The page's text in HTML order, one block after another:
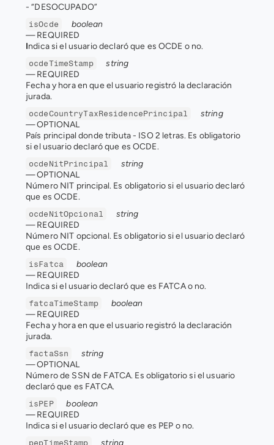
- “DESOCUPADO”
isOcde
boolean
— REQUIRED
Indica si el usuario declaró que es OCDE o no.
ocdeTimeStamp
string
— REQUIRED
Fecha y hora en que el usuario registró la declaración
jurada.
ocdeCountryTaxResidencePrincipal
string
— OPTIONAL
País principal donde tributa - ISO 2 letras. Es obligatorio
si el usuario declaró que es OCDE.
ocdeNitPrincipal
string
— OPTIONAL
Número NIT principal. Es obligatorio si el usuario declaró
que es OCDE.
ocdeNitOpcional
string
— REQUIRED
Número NIT opcional. Es obligatorio si el usuario declaró
que es OCDE.
isFatca
boolean
— REQUIRED
Indica si el usuario declaró que es FATCA o no.
fatcaTimeStamp
boolean
— REQUIRED
Fecha y hora en que el usuario registró la declaración
jurada.
factaSsn
string
— OPTIONAL
Número de SSN de FATCA. Es obligatorio si el usuario
declaró que es FATCA.
isPEP
boolean
— REQUIRED
Indica si el usuario declaró que es PEP o no.
pepTimeStamp string